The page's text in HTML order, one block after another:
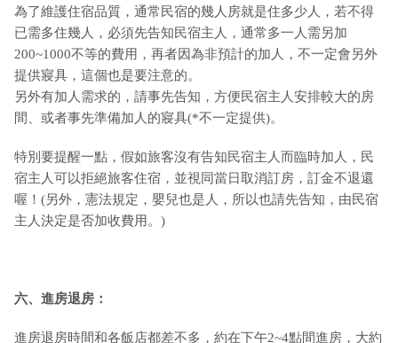
為了維護住宿品質，通常民宿的幾人房就是住多少人，若不得
已需多住幾人，必須先告知民宿主人，通常多一人需另加
200~1000不等的費用，再者因為非預計的加人，不一定會另外
提供寢具，這個也是要注意的。
另外有加人需求的，請事先告知，方便民宿主人安排較大的房
間、或者事先準備加人的寢具(*不一定提供)。
特別要提醒一點，假如旅客沒有告知民宿主人而臨時加人，民
宿主人可以拒絕旅客住宿，並視同當日取消訂房，訂金不退還
喔！(另外，憲法規定，嬰兒也是人，所以也請先告知，由民宿
主人決定是否加收費用。)
六、進房退房：
進房退房時間和各飯店都差不多，約在下午2~4點間進房，大約